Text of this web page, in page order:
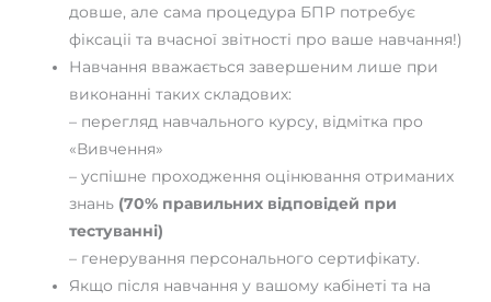
довше, але сама процедура БПР потребує
фіксаціі та вчасної звітності про ваше навчання!)
Навчання вважається завершеним лише при
виконанні таких складових:
– перегляд навчального курсу, відмітка про
«Вивчення»
– успішне проходження оцінювання отриманих
знань (70% правильних відповідей при
тестуванні)
– генерування персонального сертифікату.
Якщо після навчання у вашому кабінеті та на